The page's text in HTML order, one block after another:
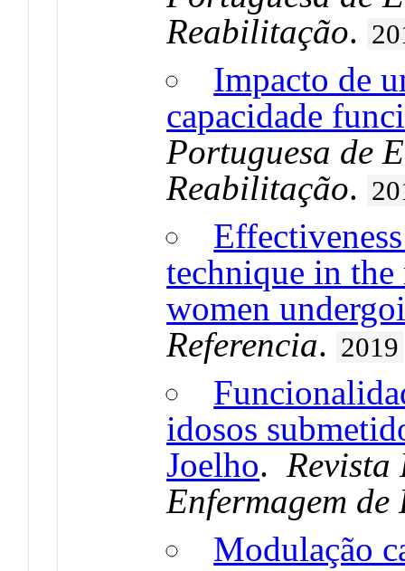
Reabilitação.
Impacto de
capacidade
Portuguesa de
Reabilitação.
technique in
women
Referencia. 2019
idosos
Joelho.Revista
Enfermagem
Modulação